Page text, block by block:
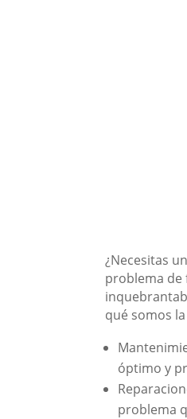
¿Necesitas un
problema de
qué somos
óptimo y
problema